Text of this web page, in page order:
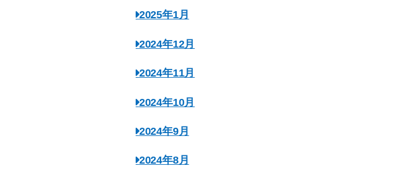
2025年1月
2024年12月
2024年11月
2024年10月
2024年9月
2024年8月